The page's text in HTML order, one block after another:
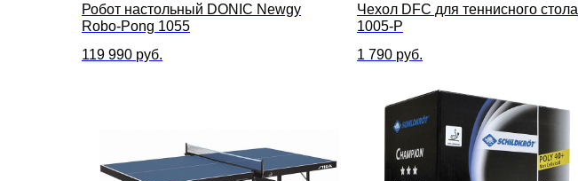
Робот настольный DONIC Newgy
Robo-Pong 1055
119 990 руб.
Чехол DFC для теннисного стола
1005-P
1 790 руб.